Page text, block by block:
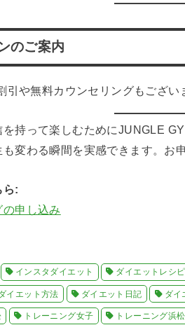
のご案内
引や無料カウンセリングもござい
持って楽しむためにJUNGLE
変わる瞬間を実感できます。お
ら:
申し込み
インスタダイエット ダイエットレシピ
イエット方法 ダイエット日記 ダイ
トレーニング女子 トレーニング浜松